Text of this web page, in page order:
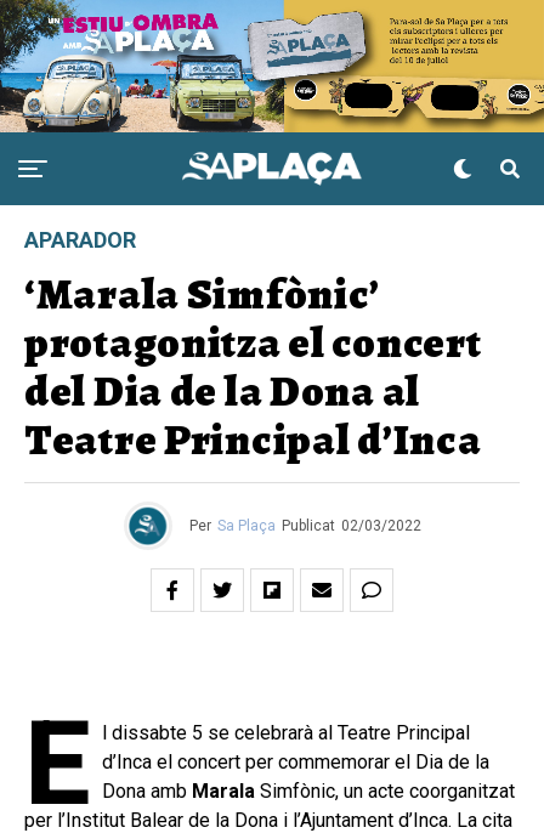
APARADOR
‘Marala Simfònic’
protagonitza el concert
del Dia de la Dona al
Teatre Principal d’Inca
Per Sa Plaça Publicat 02/03/2022
E
l dissabte 5 se celebrarà al Teatre Principal
d’Inca el concert per commemorar el Dia de la
Dona amb MaralaSimfònic, un acte coorganitzat
per l’Institut Balear de la Dona i l’Ajuntament d’Inca. La cita